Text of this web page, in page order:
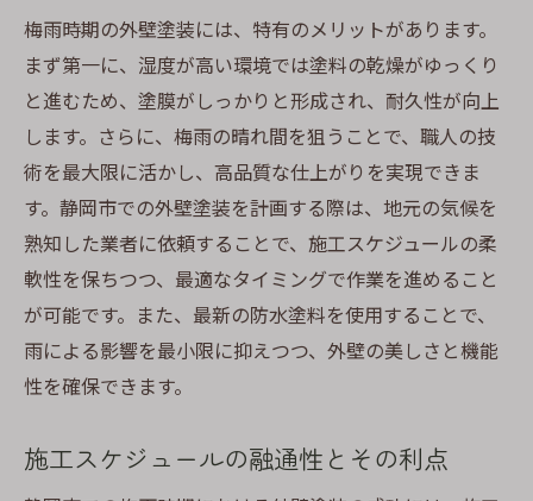
梅雨時期の外壁塗装には、特有のメリットがあります。
まず第一に、湿度が高い環境では塗料の乾燥がゆっくり
と進むため、塗膜がしっかりと形成され、耐久性が向上
します。さらに、梅雨の晴れ間を狙うことで、職人の技
術を最大限に活かし、高品質な仕上がりを実現できま
す。静岡市での外壁塗装を計画する際は、地元の気候を
熟知した業者に依頼することで、施工スケジュールの柔
軟性を保ちつつ、最適なタイミングで作業を進めること
が可能です。また、最新の防水塗料を使用することで、
雨による影響を最小限に抑えつつ、外壁の美しさと機能
性を確保できます。
施工スケジュールの融通性とその利点